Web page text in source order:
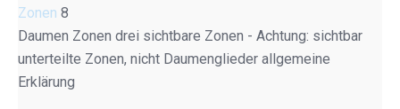
Zonen 8
Daumen Zonen drei sichtbare Zonen - Achtung: sichtbar
unterteilte Zonen, nicht Daumenglieder allgemeine
Erklärung